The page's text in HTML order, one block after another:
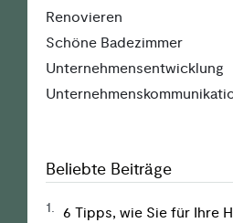
Renovieren
Schöne Badezimmer
Unter­nehmens­entwicklung
Beliebte Beiträge
1. 6 Tipps, wie Sie für Ihre